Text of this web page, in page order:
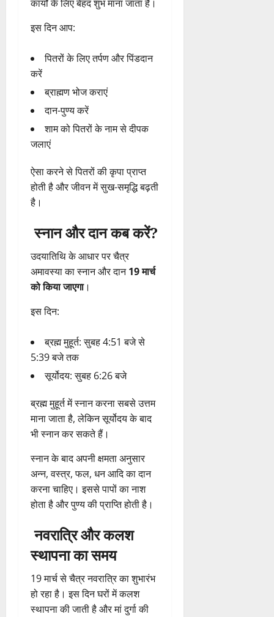
कार्योंकेलिएबेहदशुभमानाजाताहै।
इसदिनआप:
पितरोंकेलिएतर्पणऔरपिंडदान
करें
ब्राह्मणभोजकराएं
दान-पुण्यकरें
शामकोपितरोंकेनामसेदीपक
जलाएं
ऐसाकरनेसेपितरोंकीकृपाप्राप्त
होतीहैऔरजीवनमेंसुख-समृद्धिबढ़ती
है।
स्नानऔरदानकबकरें?
उदयातिथिकेआधारपरचैत्र
अमावस्याकास्नानऔरदान19मार्च
कोकियाजाएगा।
इसदिन:
ब्रह्ममुहूर्त:सुबह4:51बजेसे
5:39बजेतक
सूर्योदय:सुबह 6:26बजे
ब्रह्ममुहूर्तमेंस्नानकरनासबसेउत्तम
मानाजाताहै,लेकिनसूर्योदयकेबाद
भीस्नानकरसकतेहैं।
स्नानकेबादअपनीक्षमताअनुसार
अन्न,वस्त्र,फल, धनआदिकादान
करनाचाहिए।इससेपापोंकानाश
होताहैऔरपुण्यकीप्राप्तिहोतीहै।
नवरात्रिऔरकलश
स्थापनाकासमय
19मार्चसेचैत्रनवरात्रिकाशुभारंभ
होरहाहै।इसदिनघरोंमेंकलश
स्थापनाकीजातीहैऔरमांदुर्गाकी